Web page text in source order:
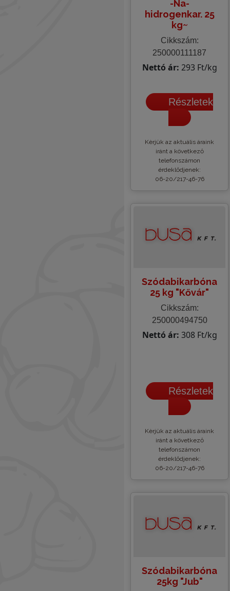
-Na-
hidrogenkar. 25
kg~
Cikkszám:
250000111187
Nettó ár: 293 Ft/kg
Részletek
Kèrjük az aktuális áraink
iránt a következő
telefonszámon
érdeklődjenek:
06-20/217-46-76
Szódabikarbóna
25 kg "Kővár"
Cikkszám:
250000494750
Nettó ár: 308 Ft/kg
Részletek
Kèrjük az aktuális áraink
iránt a következő
telefonszámon
érdeklődjenek:
06-20/217-46-76
Szódabikarbóna
25kg "Jub"